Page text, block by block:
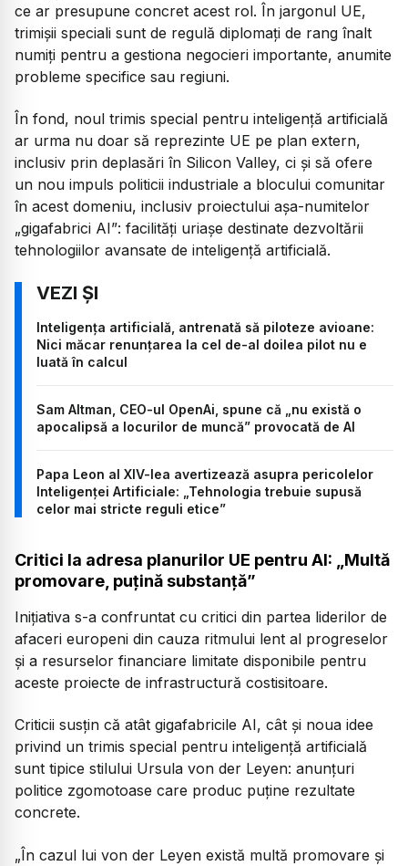
ce ar presupune concret acest rol. În jargonul UE,
trimișii speciali sunt de regulă diplomați de rang înalt
numiți pentru a gestiona negocieri importante, anumite
probleme specifice sau regiuni.
În fond, noul trimis special pentru inteligență artificială
ar urma nu doar să reprezinte UE pe plan extern,
inclusiv prin deplasări în Silicon Valley, ci și să ofere
un nou impuls politicii industriale a blocului comunitar
în acest domeniu, inclusiv proiectului așa-numitelor
„gigafabrici AI”: facilități uriașe destinate dezvoltării
tehnologiilor avansate de inteligență artificială.
Inteligența artificială, antrenată să piloteze avioane:
Nici măcar renunțarea la cel de-al doilea pilot nu e
luată în calcul
Sam Altman, CEO-ul OpenAi, spune că „nu există o
apocalipsă a locurilor de muncă” provocată de AI
Papa Leon al XIV-lea avertizează asupra pericolelor
Inteligenței Artificiale: „Tehnologia trebuie supusă
celor mai stricte reguli etice”
Critici la adresa planurilor UE pentru AI: „Multă
promovare, puțină substanță”
Inițiativa s-a confruntat cu critici din partea liderilor de
afaceri europeni din cauza ritmului lent al progreselor
și a resurselor financiare limitate disponibile pentru
aceste proiecte de infrastructură costisitoare.
Criticii susțin că atât gigafabricile AI, cât și noua idee
privind un trimis special pentru inteligență artificială
sunt tipice stilului Ursula von der Leyen: anunțuri
politice zgomotoase care produc puține rezultate
concrete.
„În cazul lui von der Leyen există multă promovare și